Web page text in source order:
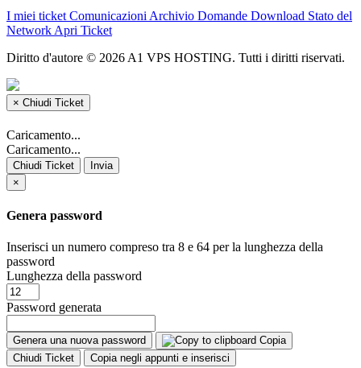
I miei ticket Comunicazioni Archivio Domande Download Stato del
Network Apri Ticket
Diritto d'autore © 2026 A1 VPS HOSTING. Tutti i diritti riservati.
× Chiudi Ticket
Caricamento...
Caricamento...
Chiudi Ticket
Invia
×
Genera password
Inserisci un numero compreso tra 8 e 64 per la lunghezza della
password
Lunghezza della password
Password generata
Genera una nuova password
Copia
Chiudi Ticket
Copia negli appunti e inserisci